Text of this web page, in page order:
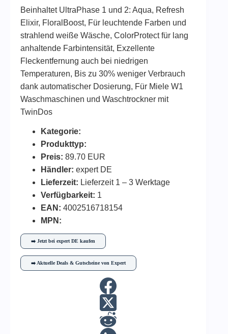
Beinhaltet UltraPhase 1 und 2: Aqua, Refresh
Elixir, FloralBoost, Für leuchtende Farben und
strahlend weiße Wäsche, ColorProtect für lang
anhaltende Farbintensität, Exzellente
Fleckentfernung auch bei niedrigen
Temperaturen, Bis zu 30% weniger Verbrauch
dank automatischer Dosierung, Für Miele W1
Waschmaschinen und Waschtrockner mit
TwinDos
Kategorie:
Produkttyp:
Preis: 89.70 EUR
Händler: expert DE
Lieferzeit: Lieferzeit 1 – 3 Werktage
Verfügbarkeit: 1
EAN: 4002516718154
MPN:
➡️ Jetzt bei expert DE kaufen
➡️ Aktuelle Deals & Gutscheine von Expert